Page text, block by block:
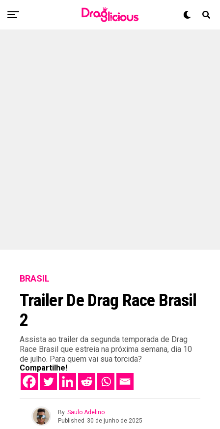
BRASIL
Trailer De Drag Race Brasil
2
Assista ao trailer da segunda temporada de Drag
Race Brasil que estreia na próxima semana, dia 10
de julho. Para quem vai sua torcida?
Compartilhe!
By Saulo Adelino
Published 30 de junho de 2025